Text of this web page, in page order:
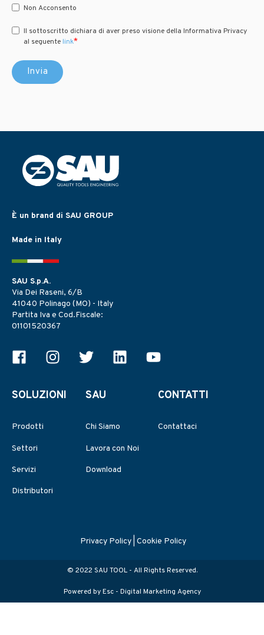
Non Acconsento
Il sottoscritto dichiara di aver preso visione della Informativa Privacy
al seguente link*
È un brand di SAU GROUP
Made in Italy
SAU S.p.A.
Via Dei Raseni, 6/B
41040 Polinago (MO) - Italy
Partita Iva e Cod.Fiscale:
01101520367
SOLUZIONI
Prodotti
Settori
Servizi
Distributori
SAU
Chi Siamo
Lavora con Noi
Download
CONTATTI
Contattaci
Privacy Policy Cookie Policy
© 2022 SAU TOOL - All Rights Reserved.
Powered by Esc - Digital Marketing Agency